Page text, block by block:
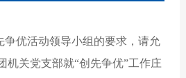
争优活动领导小组的要求，请允
机关党支部就“创先争优”工作庄